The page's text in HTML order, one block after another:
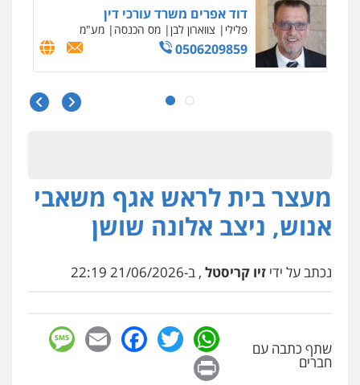
דוד אפרים משרד עורכי דין
פלילי צווארון לבן מס הכנסה מע"מ
0506209859
עו"ד שרון נהרי
פשיעה כלכלית
עו"ד (רו"ח) יואב ציוני
עבירות מס שומות וערעורי מס
0505430819
0507061374
מצגר ושות', חברת עורכי דין
מעצר בית לראש אגף משאבי
אנוש, ניצב אלונה שושן
נכתב על ידי זיו קריסטל , ב-21/06/2026 22:19
שתף כתבה עם
חברים
WhatsApp
Twitter
Facebook
Email